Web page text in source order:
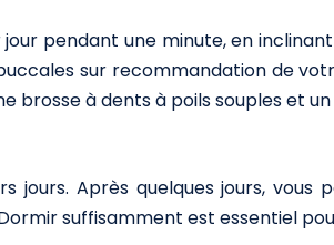
pendant une minute, en
sur recommandation de
brosse à dents à poils souples et
jours. Après quelques jours,
suffisamment est essentiel